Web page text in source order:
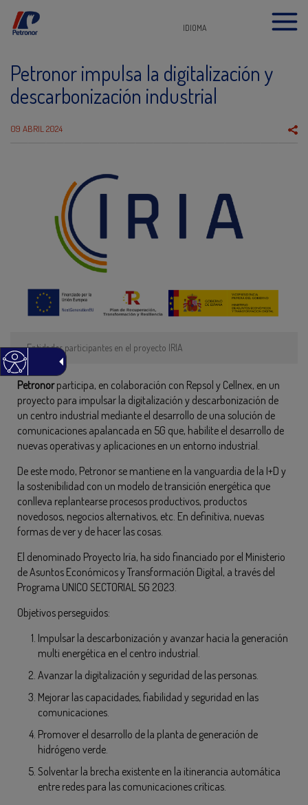
IDIOMA
Petronor impulsa la digitalización y
descarbonización industrial
09 ABRIL 2024
Entidades participantes en el proyecto IRIA
Petronorparticipa, en colaboración con Repsol y Cellnex, en un
proyecto para impulsar la digitalización y descarbonización de
un centro industrial mediante el desarrollo de una solución de
comunicaciones apalancada en 5G que, habilite el desarrollo de
nuevas operativas y aplicaciones en un entorno industrial.
De este modo, Petronor se mantiene en la vanguardia de la I+D y
la sostenibilidad con un modelo de transición energética que
conlleva replantearse procesos productivos, productos
novedosos, negocios alternativos, etc. En definitiva, nuevas
formas de ver y de hacer las cosas.
E l denominado Proyecto Iría, ha sido financiado por el Ministerio
de Asuntos Económicos y Transformación Digital, a través del
Programa UNICO SECTORIAL 5G 2023.
Objetivos perseguidos:
Impulsar la descarbonización y avanzar hacia la generación
multi energética en el centro industrial.
Avanzar la digitalización y seguridad de las personas.
Mejorar las capacidades, fiabilidad y seguridad en las
comunicaciones.
Promover el desarrollo de la planta de generación de
hidrógeno verde.
Solventar la brecha existente en la itinerancia automática
entre redes para las comunicaciones críticas.